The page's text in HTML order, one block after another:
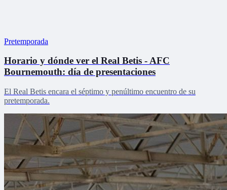
Pretemporada
Horario y dónde ver el Real Betis - AFC
Bournemouth: día de presentaciones
El Real Betis encara el séptimo y penúltimo encuentro de su
pretemporada.